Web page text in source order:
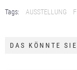
Tags: AUSSTELLUNG
DAS KÖNNTE